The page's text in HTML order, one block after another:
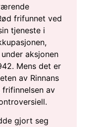
frifunnet ved
tjeneste i
aksjonen
Mens det er
av Rinnans
av
gjort seg